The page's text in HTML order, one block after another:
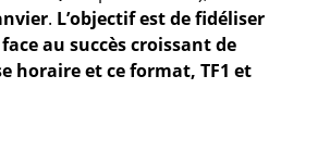
. L’objectif est de fidéliser
au succès croissant de
horaire et ce format, TF1 et